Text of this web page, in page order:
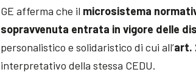
GE afferma che il microsistema
sopravvenuta entrata in vigore delle
personalistico e solidaristico di cui all’art.
interpretativo della stessa CEDU.